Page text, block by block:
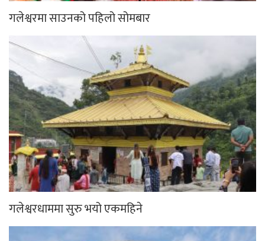
गलेश्वरमा साउनको पहिलो सोमबार
गलेश्वरधाममा सुरु भयो एकमहिने